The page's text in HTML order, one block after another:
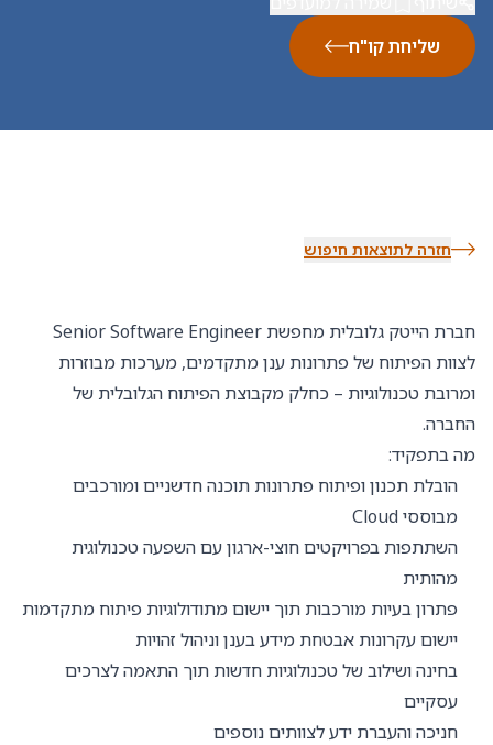
שליחת קו"ח
חזרה לתוצאות חיפוש
חברת הייטק גלובלית מחפשת Senior Software Engineer
לצוות הפיתוח של פתרונות ענן מתקדמים, מערכות מבוזרות
ומרובת טכנולוגיות – כחלק מקבוצת הפיתוח הגלובלית של
החברה.
מה בתפקיד:
הובלת תכנון ופיתוח פתרונות תוכנה חדשניים ומורכבים
מבוססי Cloud
השתתפות בפרויקטים חוצי-ארגון עם השפעה טכנולוגית
מהותית
פתרון בעיות מורכבות תוך יישום מתודולוגיות פיתוח מתקדמות
יישום עקרונות אבטחת מידע בענן וניהול זהויות
בחינה ושילוב של טכנולוגיות חדשות תוך התאמה לצרכים
עסקיים
חניכה והעברת ידע לצוותים נוספים